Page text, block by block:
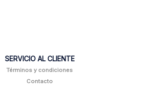
SERVICIO AL CLIENTE
Términos y condiciones
Contacto